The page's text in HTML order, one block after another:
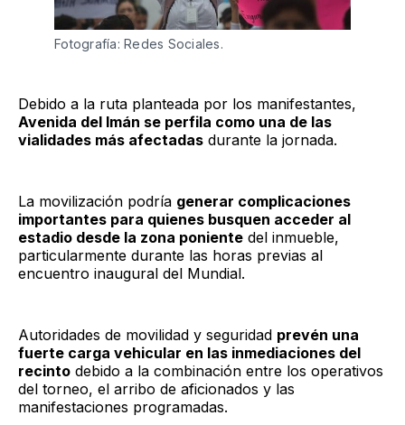
Fotografía: Redes Sociales.
Debido a la ruta planteada por los manifestantes,
Avenida del Imán se perfila como una de las
vialidades más afectadas durante la jornada.
La movilización podría generar complicaciones
importantes para quienes busquen acceder al
estadio desde la zona poniente del inmueble,
particularmente durante las horas previas al
encuentro inaugural del Mundial.
Autoridades de movilidad y seguridad prevén una
fuerte carga vehicular en las inmediaciones del
recinto debido a la combinación entre los operativos
del torneo, el arribo de aficionados y las
manifestaciones programadas.